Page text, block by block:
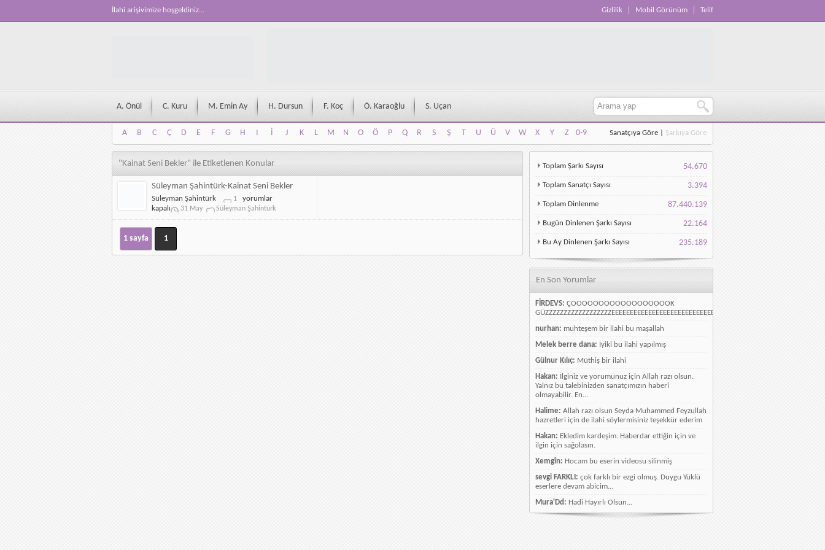
İlahi arişivimize hoşgeldiniz... Gizlilik Mobil Görünüm Telif
A. Önül C. Kuru M. Emin Ay H. Dursun F. Koç Ö. Karaoğlu S. Uçan
A B C Ç D E F G H I İ J K L M N O Ö P Q R S Ş T U Ü V W X Y Z
0-9
A
B C Ç D E F G H I İ J K L M N O Ö P Q R S Ş T U Ü V W X Y Z 0-9
Sanatçıya Göre Şarkıya Göre
"Kainat Seni Bekler" ile Etiketlenen Konular
Süleyman Şahintürk-Kainat Seni Bekler
Süleyman Şahintürk 1
Süleyman
Şahintürk-
Kainat
yorumlar
kapalı
31 May Süleyman Şahintürk
1 sayfa 1
Toplam Şarkı Sayısı 54.670
Toplam Sanatçı Sayısı 3.394
Toplam Dinlenme 87.440.139
Bugün Dinlenen Şarkı Sayısı 22.164
Bu Ay Dinlenen Şarkı Sayısı 235.189
En Son Yorumlar
FİRDEVS: ÇOOOOOOOOOOOOOOOOOOK
GÜZZZZZZZZZZZZZZZZZZEEEEEEEEEEEEEEEEEEEEEEEEEEEEELLLLLLLLLLLLLLLLLLLLLLLL
nurhan: muhteşem bir ilahi bu maşallah
Melek berre dana: İyiki bu ilahi yapılmış
Gülnur Kılıç: Müthiş bir ilahi
Hakan: İlginiz ve yorumunuz için Allah razı olsun.
Yalnız bu talebinizden sanatçımızın haberi
olmayabilir. En...
Halime: Allah razı olsun Seyda Muhammed Feyzullah
hazretleri için de ilahi söylermisiniz teşekkür ederim
Hakan: Ekledim kardeşim. Haberdar ettiğin için ve
ilgin için sağolasın.
Xemgîn: Hocam bu eserin videosu silinmiş
sevgi FARKLI: çok farklı bir ezgi olmuş. Duygu Yüklü
eserlere devam abicim...
Mura'Dd: Hadi Hayırlı Olsun...